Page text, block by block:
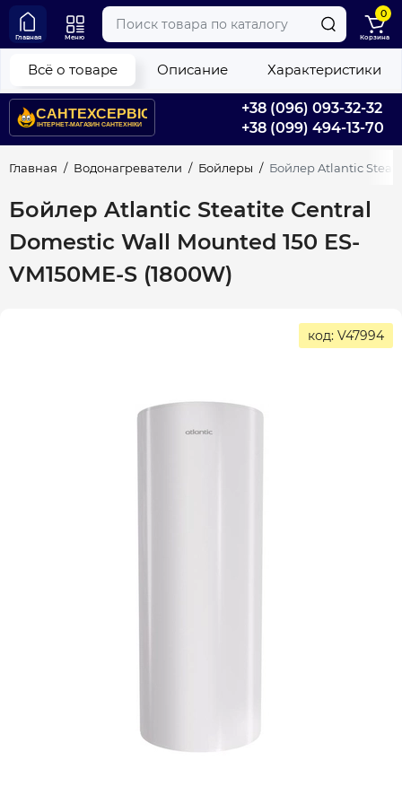
+38 (096) 093-32-32
+38 (099) 494-13-70
Главная Меню
0
Корзина
Главная Водонагреватели Бойлеры Бойлер Atlantic
Бойлер Atlantic Steatite Central
Domestic Wall Mounted 150 ES-
VM150ME-S (1800W)
Всё о товаре Описание Характеристики
код: V47994